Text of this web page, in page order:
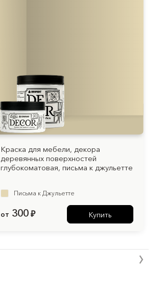
Краска для мебели, декора
деревянных поверхностей
глубокоматовая, письма к джульетте
Письма к Джульетте
от 300 ₽ Купить